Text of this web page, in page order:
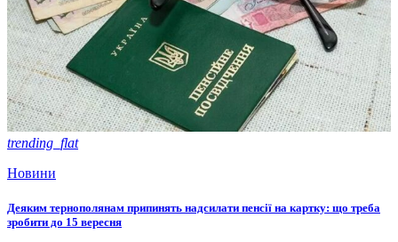
trending_flat
Новини
Деяким тернополянам припинять надсилати пенсії на картку: що треба
зробити до 15 вересня